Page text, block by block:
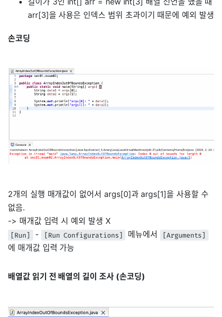
arr[3]을 사용은 인덱스 범위 초과이기 때문에 예외 발생
손코딩
2개의 실행 매개값이 없어서 args[0]과 args[1]을 사용할 수
없음.
-> 매개값 입력 시 예외 발생 X
[Run] - [Run Configurations] 메뉴에서 [Arguments]
에 매개값 입력 가능
배열값 읽기 전 배열의 길이 조사 (손코딩)